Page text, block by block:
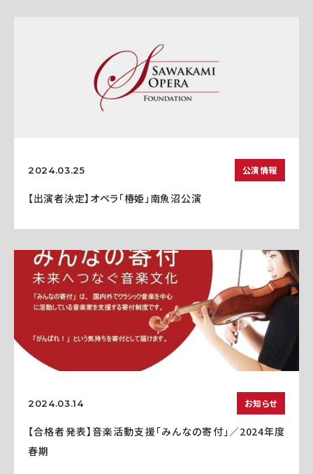
2024.03.25 公演情報
【出演者決定】オペラ「椿姫」南魚沼公演
2024.03.14 お知らせ
【合格者発表】音楽活動支援「みんなの寄付」／2024年度
春期